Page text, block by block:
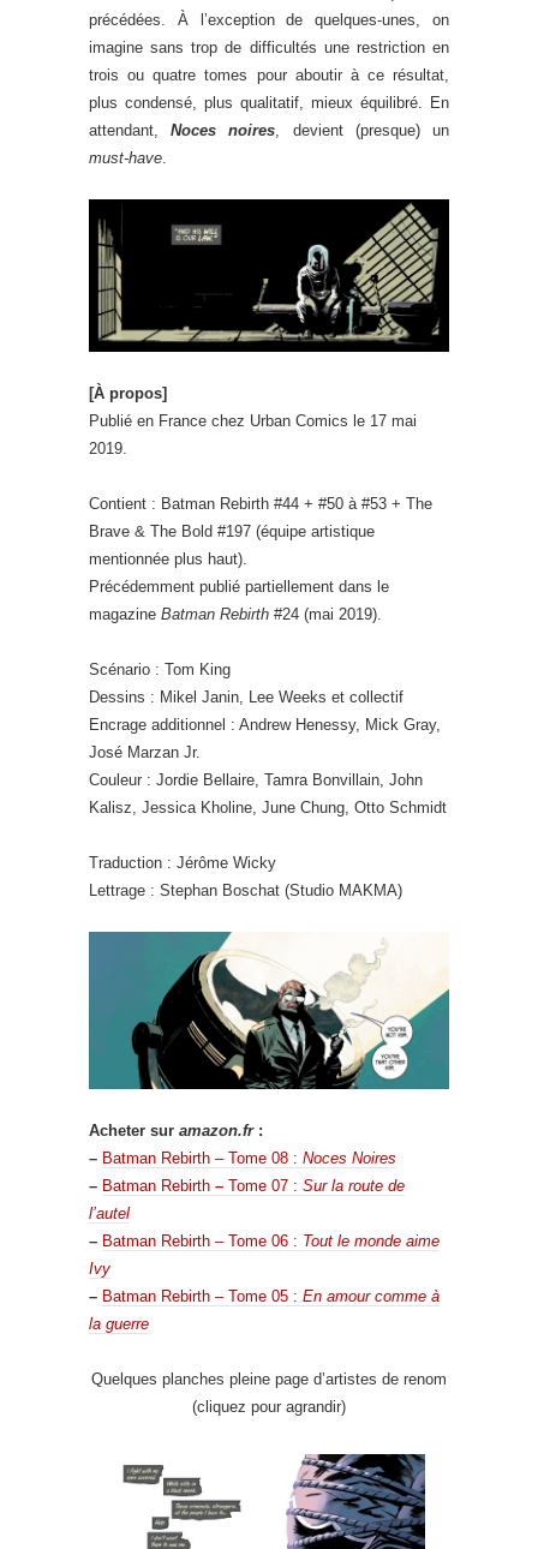
précédées. À l’exception de quelques-unes, on
imagine sans trop de difficultés une restriction en
trois ou quatre tomes pour aboutir à ce résultat,
plus condensé, plus qualitatif, mieux équilibré. En
attendant,Noces noires, devient (presque) un
must-have.
[À propos]
Publié en France chez Urban Comics le 17 mai
2019.
Contient : Batman Rebirth #44 + #50 à #53 + The
Brave & The Bold #197 (équipe artistique
mentionnée plus haut).
Précédemment publié partiellement dans le
magazine Batman Rebirth #24 (mai 2019).
Scénario : Tom King
Dessins : Mikel Janin, Lee Weeks et collectif
Encrage additionnel : Andrew Henessy, Mick Gray,
José Marzan Jr.
Couleur : Jordie Bellaire, Tamra Bonvillain, John
Kalisz, Jessica Kholine, June Chung, Otto Schmidt
Traduction : Jérôme Wicky
Lettrage : Stephan Boschat (Studio MAKMA)
Acheter sur amazon.fr:
– Batman Rebirth – Tome 08 : Noces Noires
– Batman Rebirth – Tome 07 : Sur la route de
l’autel
– Batman Rebirth – Tome 06 : Tout le monde aime
Ivy
– Batman Rebirth – Tome 05 : En amour comme à
la guerre
Quelques planches pleine page d’artistes de renom
(cliquez pour agrandir)